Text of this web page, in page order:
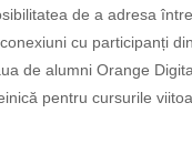
de a adresa
cu participanți
de alumni Orange
pentru cursurile